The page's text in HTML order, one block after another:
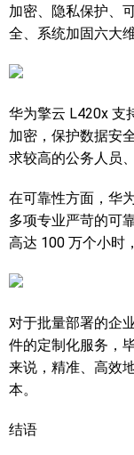
加密、隐私保护、
全、系统加固六大
华为擎云 L420x 支
加密，保护数据安
求较高的公务人员
在可靠性方面，华
多项专业严苛的可
高达 100 万个小时
对于批量部署的企
件的定制化服务，
来说，精准、高效
本。
结语